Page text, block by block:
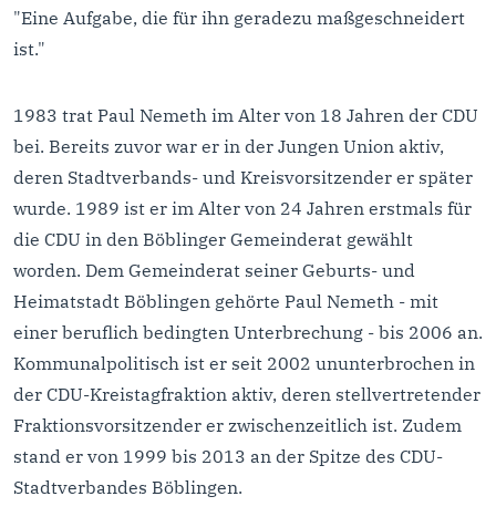
"Eine Aufgabe, die für ihn geradezu maßgeschneidert
ist."
1983 trat Paul Nemeth im Alter von 18 Jahren der CDU
bei. Bereits zuvor war er in der Jungen Union aktiv,
deren Stadtverbands- und Kreisvorsitzender er später
wurde. 1989 ist er im Alter von 24 Jahren erstmals für
die CDU in den Böblinger Gemeinderat gewählt
worden. Dem Gemeinderat seiner Geburts- und
Heimatstadt Böblingen gehörte Paul Nemeth - mit
einer beruflich bedingten Unterbrechung - bis 2006 an.
Kommunalpolitisch ist er seit 2002 ununterbrochen in
der CDU-Kreistagfraktion aktiv, deren stellvertretender
Fraktionsvorsitzender er zwischenzeitlich ist. Zudem
stand er von 1999 bis 2013 an der Spitze des CDU-
Stadtverbandes Böblingen.